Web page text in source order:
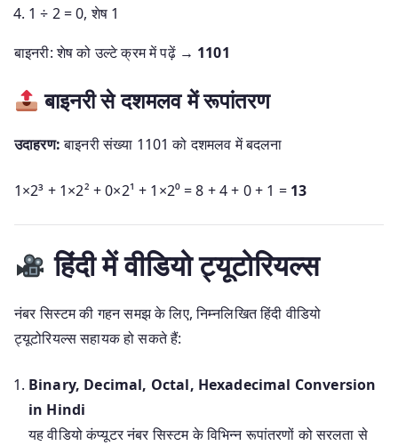
1 ÷ 2 = 0, शेष 1
बाइनरी: शेष को उल्टे क्रम में पढ़ें → 1101
बाइनरी से दशमलव में रूपांतरण
उदाहरण:बाइनरी संख्या 1101 को दशमलव में बदलना
1×2³ + 1×2² + 0×2¹ + 1×2⁰ = 8 + 4 + 0 + 1 = 13
हिंदी में वीडियो ट्यूटोरियल्स
नंबर सिस्टम की गहन समझ के लिए, निम्नलिखित हिंदी वीडियो
ट्यूटोरियल्स सहायक हो सकते हैं:
Binary, Decimal, Octal, Hexadecimal Conversion
in Hindi
यह वीडियो कंप्यूटर नंबर सिस्टम के विभिन्न रूपांतरणों को सरलता से